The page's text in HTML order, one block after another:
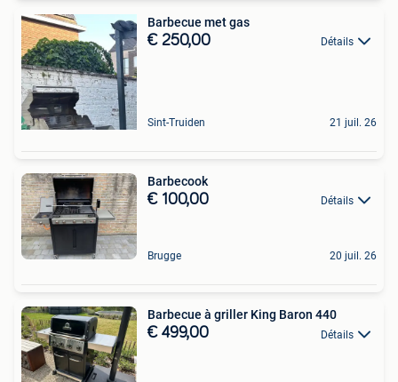
Barbecue met gas
€ 250,00 Détails
Sint-Truiden 21 juil. 26
Barbecook
€ 100,00 Détails
Brugge 20 juil. 26
Barbecue à griller King Baron 440
€ 499,00 Détails